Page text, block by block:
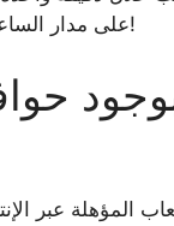
استمتع بالكازينو المباشر مع OJO على مدار الساعة طوال أيام الأسبوع!
المؤهلة